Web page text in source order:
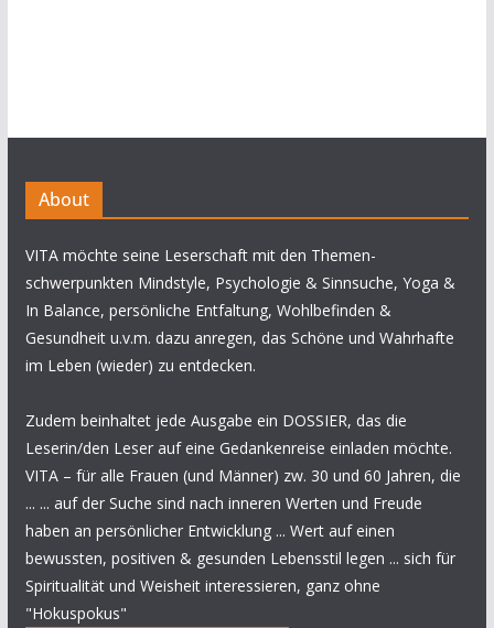
About
VITA möchte seine Leserschaft mit den Themen-
schwerpunkten Mindstyle, Psychologie & Sinnsuche, Yoga &
In Balance, persönliche Entfaltung, Wohlbefinden &
Gesundheit u.v.m. dazu anregen, das Schöne und Wahrhafte
im Leben (wieder) zu entdecken.
Zudem beinhaltet jede Ausgabe ein DOSSIER, das die
Leserin/den Leser auf eine Gedankenreise einladen möchte.
VITA – für alle Frauen (und Männer) zw. 30 und 60 Jahren, die
... ... auf der Suche sind nach inneren Werten und Freude
haben an persönlicher Entwicklung ... Wert auf einen
bewussten, positiven & gesunden Lebensstil legen ... sich für
Spiritualität und Weisheit interessieren, ganz ohne
"Hokuspokus"